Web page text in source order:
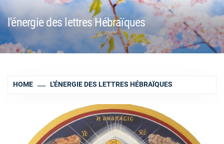
l'énergie des lettres Hébraïques
HOME L'ÉNERGIE DES LETTRES HÉBRAÏQUES